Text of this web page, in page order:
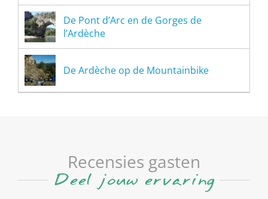
De Pont d’Arc en de Gorges de
l’Ardèche
De Ardèche op de Mountainbike
Recensies gasten
Deel jouw ervaring